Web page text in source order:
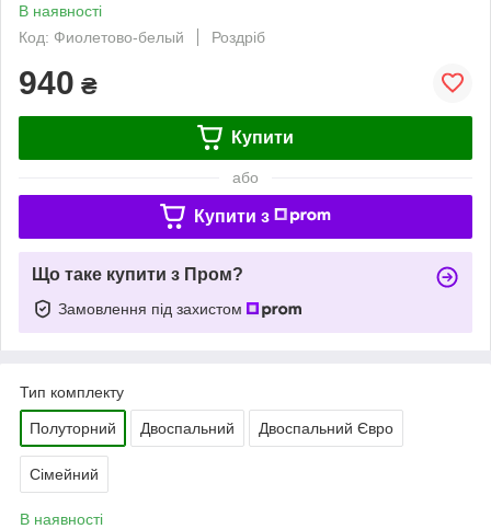
В наявності
Код: Фиолетово-белый
Роздріб
940 ₴
Купити
або
Купити з
Що таке купити з Пром?
Замовлення під захистом
Тип комплекту
Полуторний Двоспальний Двоспальний Євро
Сімейний
В наявності